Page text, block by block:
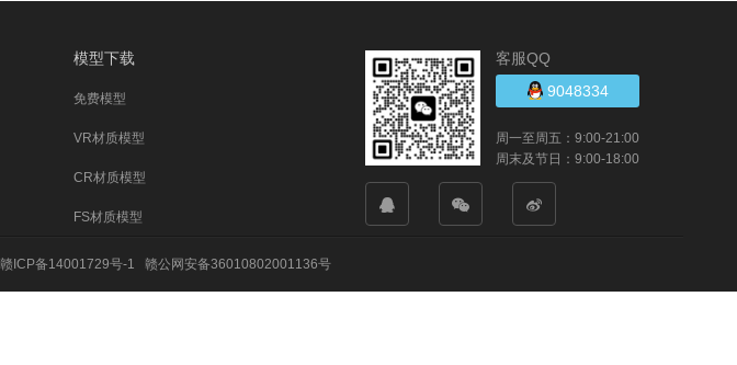
模型下载
免费模型
VR材质模型
CR材质模型
FS材质模型
客服QQ
9048334
周一至周五：9:00-21:00
周末及节日：9:00-18:00
赣ICP备14001729号-1 赣公网安备36010802001136号